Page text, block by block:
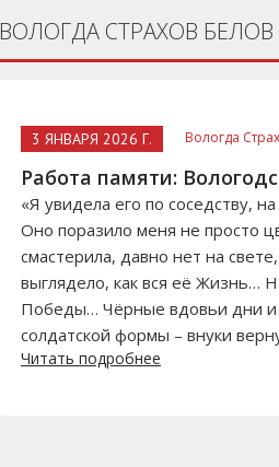
ВОЛОГДА СТРАХОВ
3 ЯНВАРЯ 2026 Г. Вологда
Работа памяти:
«Я увидела его по соседству,
Оно поразило меня не просто
смастерила, давно нет на
выглядело, как вся её Жизнь…
Победы… Чёрные вдовьи дни и
солдатской формы – внуки
Читать подробнее